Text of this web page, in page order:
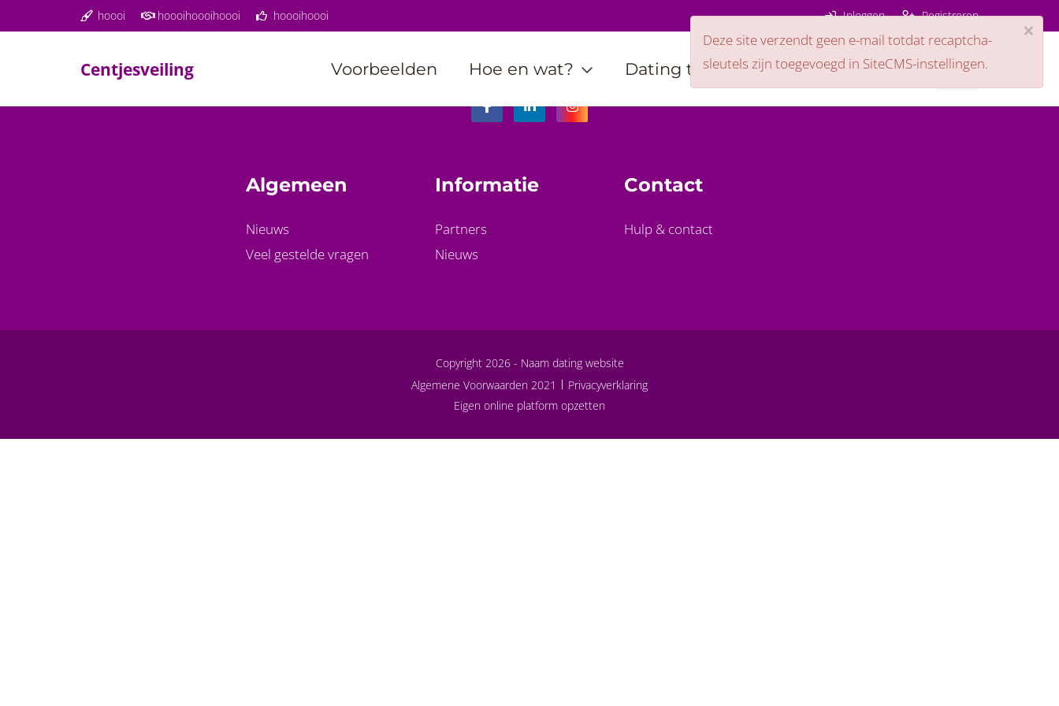
hoooi hoooihoooihoooi hoooihoooi Inloggen Registreren
Centjesveiling Voorbeelden Hoe en wat? Dating tips Nieuws Contact
Algemeen
Nieuws
Veel gestelde vragen
Informatie
Partners
Nieuws
Contact
Hulp & contact
Copyright 2026 - Naam dating website
Algemene Voorwaarden 2021
Privacyverklaring
Eigen online platform opzetten
×
Deze site verzendt geen e-mail totdat recaptcha-
sleutels zijn toegevoegd in SiteCMS-instellingen.